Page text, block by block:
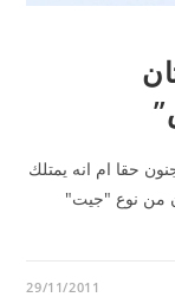
حقا ام انه يمتلك
من نوع "جيت"
29/11/2011